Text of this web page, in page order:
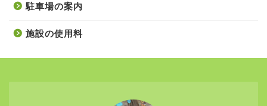
駐車場の案内
施設の使用料